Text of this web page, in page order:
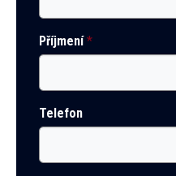
Příjmení*
Telefon